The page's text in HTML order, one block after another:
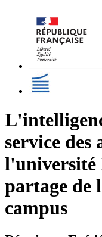
service des
l'université
partage de
campus